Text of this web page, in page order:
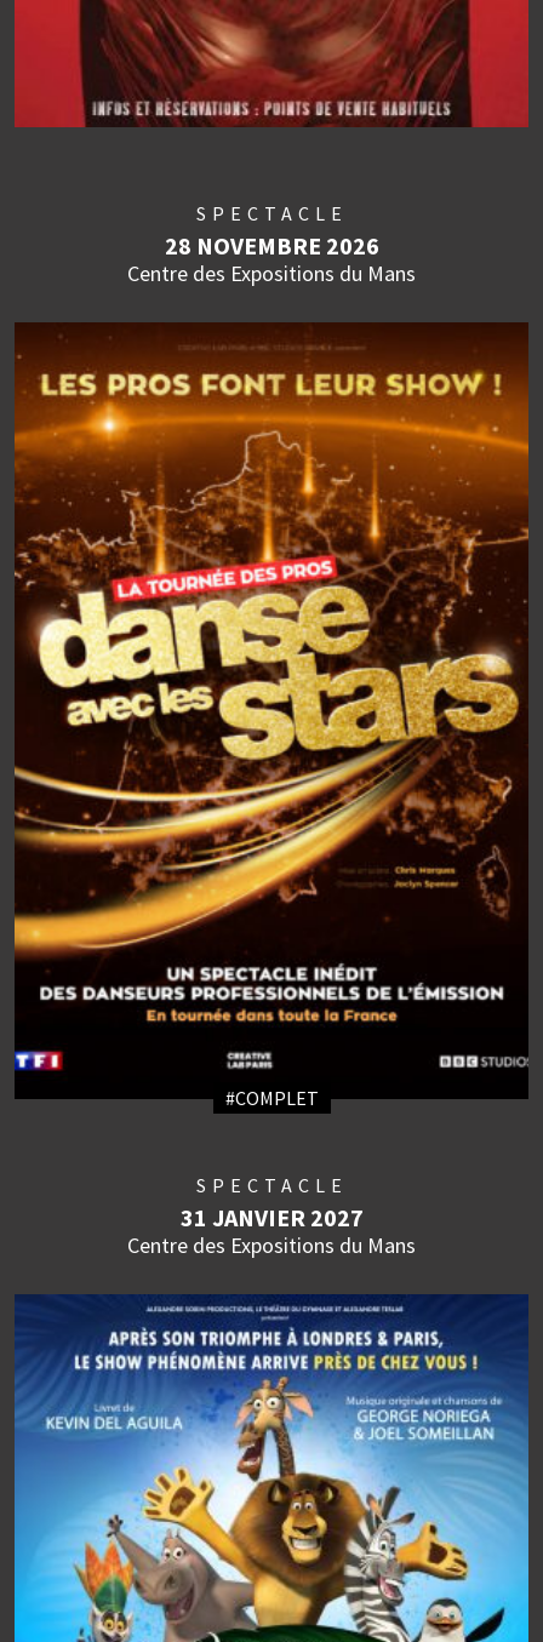
SPECTACLE
28 NOVEMBRE 2026
Centre des Expositions du Mans
#COMPLET
SPECTACLE
31 JANVIER 2027
Centre des Expositions du Mans